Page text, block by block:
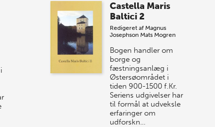
Castella Maris
Baltici 2
Redigeret af Magnus
Josephson Mats Mogren
Bogen handler om
borge og
fæstningsanlæg i
Østersøområdet i
tiden 900-1500 f.Kr.
Seriens udgivelser har
til formål at udveksle
erfaringer om
udforskn…